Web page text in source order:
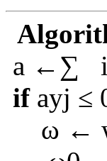
a ← ∑ i
if ayj ≤
ω ←